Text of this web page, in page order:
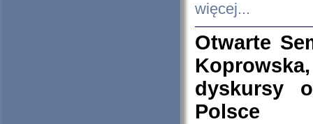
więcej...
Otwarte
dyskursy
Polsce